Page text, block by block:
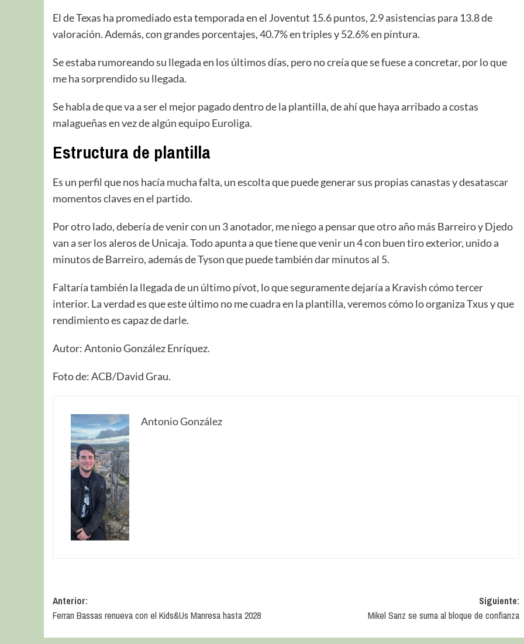
El de Texas ha promediado esta temporada en el Joventut 15.6 puntos, 2.9 asistencias para 13.8 de
valoración. Además, con grandes porcentajes, 40.7% en triples y 52.6% en pintura.
Se estaba rumoreando su llegada en los últimos días, pero no creía que se fuese a concretar, por lo que
me ha sorprendido su llegada.
Se habla de que va a ser el mejor pagado dentro de la plantilla, de ahí que haya arribado a costas
malagueñas en vez de algún equipo Euroliga.
Estructura de plantilla
Es un perfil que nos hacía mucha falta, un escolta que puede generar sus propias canastas y desatascar
momentos claves en el partido.
Por otro lado, debería de venir con un 3 anotador, me niego a pensar que otro año más Barreiro y Djedo
van a ser los aleros de Unicaja. Todo apunta a que tiene que venir un 4 con buen tiro exterior, unido a
minutos de Barreiro, además de Tyson que puede también dar minutos al 5.
Faltaría también la llegada de un último pívot, lo que seguramente dejaría a Kravish cómo tercer
interior. La verdad es que este último no me cuadra en la plantilla, veremos cómo lo organiza Txus y que
rendimiento es capaz de darle.
Autor: Antonio González Enríquez.
Foto de: ACB/David Grau.
Antonio González
Anterior:
Ferran Bassas renueva con el Kids&Us Manresa hasta 2028
Siguiente:
Mikel Sanz se suma al bloque de confianza